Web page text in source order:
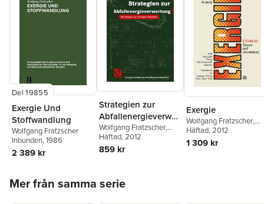
Del 19855
Exergie Und
Stoffwandlung
Wolfgang Fratzscher
Inbunden, 1986
2 389 kr
Strategien zur
Abfallenergieverwer
tung
Wolfgang Fratzscher,
Karl Stephan
Brandenburgische
Akademie der
Häftad, 2012
859 kr
Exergie
Wolfgang Fratzscher,
Viktor M. Brodjanskij
Klaus Michalek
Häftad, 2012
1 309 kr
Mer från samma serie